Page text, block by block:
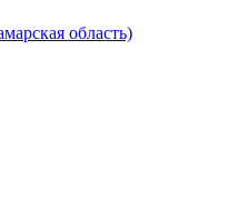
область)